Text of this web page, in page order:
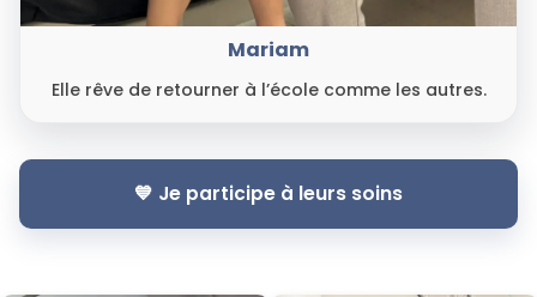
Mariam
Elle rêve de retourner à l’école comme les autres.
💙 Je participe à leurs soins